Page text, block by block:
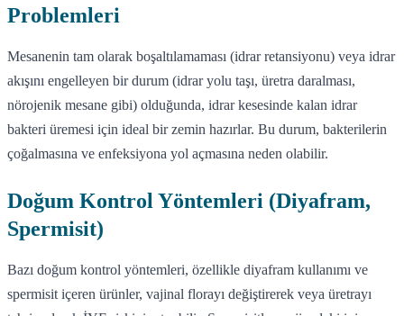
Problemleri
Mesanenin tam olarak boşaltılamaması (idrar retansiyonu) veya idrar
akışını engelleyen bir durum (idrar yolu taşı, üretra daralması,
nörojenik mesane gibi) olduğunda, idrar kesesinde kalan idrar
bakteri üremesi için ideal bir zemin hazırlar. Bu durum, bakterilerin
çoğalmasına ve enfeksiyona yol açmasına neden olabilir.
Doğum Kontrol Yöntemleri (Diyafram,
Spermisit)
Bazı doğum kontrol yöntemleri, özellikle diyafram kullanımı ve
spermisit içeren ürünler, vajinal florayı değiştirerek veya üretrayı